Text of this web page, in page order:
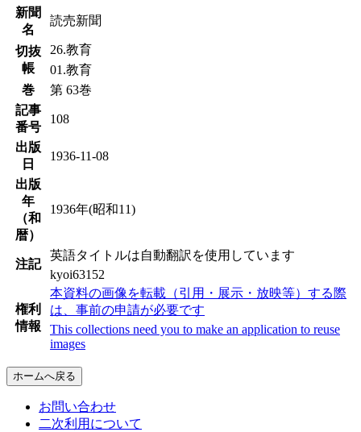
新聞
名
読売新聞
切抜
帳
26.教育
01.教育
巻
第 63巻
記事
番号
108
出版
日
1936-11-08
出版
年
（和
暦）
1936年(昭和11)
注記
英語タイトルは自動翻訳を使用しています
kyoi63152
権利
情報
本資料の画像を転載（引用・展示・放映等）する際
は、事前の申請が必要です
This collections need you to make an application to reuse
images
ホームへ戻る
お問い合わせ
二次利用について